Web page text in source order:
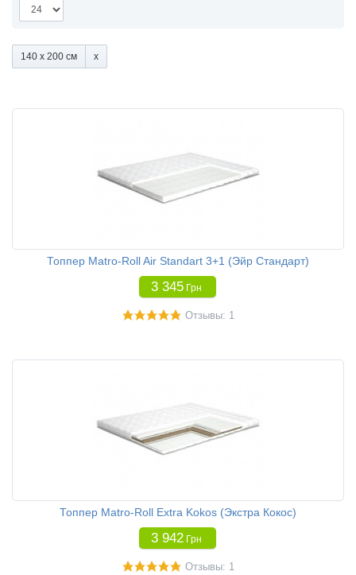
140 x 200 см
Топпер Matro-Roll Air Standart 3+1 (Эйр Стандарт)
3 345 Грн
Отзывы: 1
Топпер Matro-Roll Extra Kokos (Экстра Кокос)
3 942 Грн
Отзывы: 1